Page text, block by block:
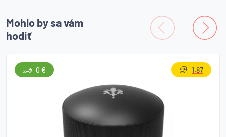
Mohlo by sa vám
hodiť
0 € 1.87